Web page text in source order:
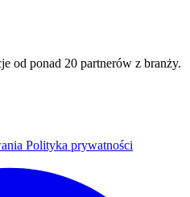
od ponad 20 partnerów z branży.
Polityka prywatności